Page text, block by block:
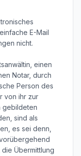
E-Mail
nicht.
einen
Notar, durch
Person des
von ihr zur
gebildeten
sind als
es sei denn,
Übermittlung